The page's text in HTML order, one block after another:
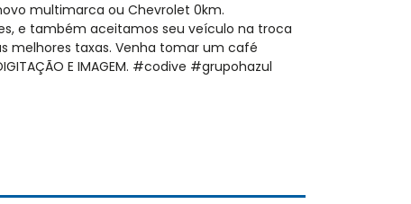
multimarca ou Chevrolet 0km.
e também aceitamos seu veículo na troca
melhores taxas. Venha tomar um café
E IMAGEM. #codive #grupohazul